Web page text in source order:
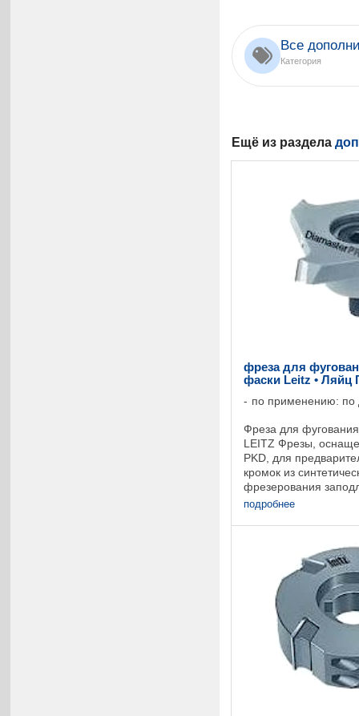
Все
Категория
Ещё из раздела
фреза для
фаски Leitz • Ляйц
по применению: по
Фреза для
LEITZ Фрезы,
PKD, для
кромок из
фрезерования
массивной
подробнее